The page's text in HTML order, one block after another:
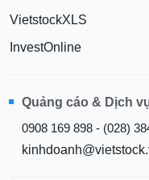
VietstockXLS
InvestOnline
Quảng cáo & Dịch
0908 169 898 - (028)